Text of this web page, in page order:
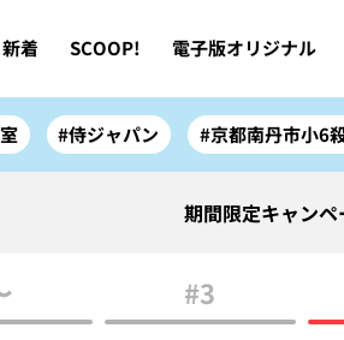
新着 SCOOP! 電子版オリジナル
#侍ジャパン #京都南丹市小6
期間限定キャン
#3